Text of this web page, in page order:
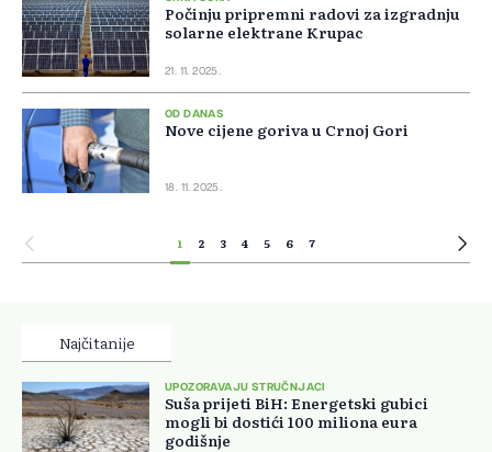
Počinju pripremni radovi za izgradnju
solarne elektrane Krupac
21. 11. 2025.
OD DANAS
Nove cijene goriva u Crnoj Gori
18. 11. 2025.
1 2 3 4 5 6 7
Najčitanije
UPOZORAVAJU STRUČNJACI
Suša prijeti BiH: Energetski gubici
mogli bi dostići 100 miliona eura
godišnje